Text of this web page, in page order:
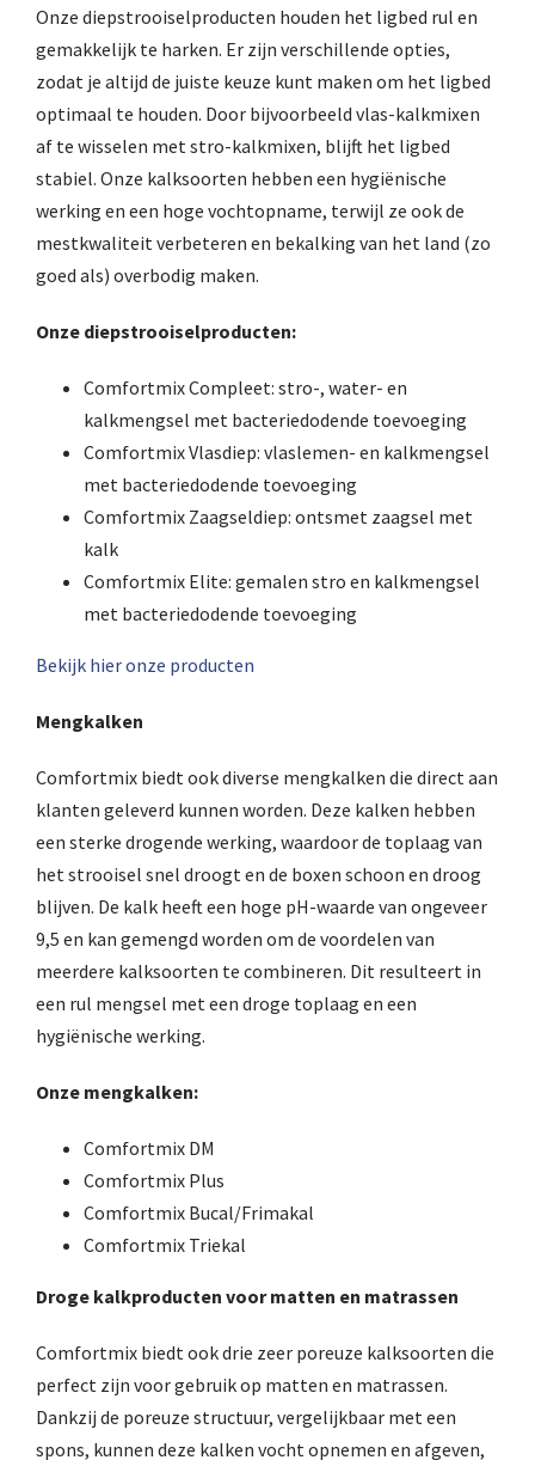
Onze diepstrooiselproducten houden het ligbed rul en
gemakkelijk te harken. Er zijn verschillende opties,
zodat je altijd de juiste keuze kunt maken om het ligbed
optimaal te houden. Door bijvoorbeeld vlas-kalkmixen
af te wisselen met stro-kalkmixen, blijft het ligbed
stabiel. Onze kalksoorten hebben een hygiënische
werking en een hoge vochtopname, terwijl ze ook de
mestkwaliteit verbeteren en bekalking van het land (zo
goed als) overbodig maken.
Onze diepstrooiselproducten:
Comfortmix Compleet: stro-, water- en
kalkmengsel met bacteriedodende toevoeging
Comfortmix Vlasdiep: vlaslemen- en kalkmengsel
met bacteriedodende toevoeging
Comfortmix Zaagseldiep: ontsmet zaagsel met
kalk
Comfortmix Elite: gemalen stro en kalkmengsel
met bacteriedodende toevoeging
Bekijk hier onze producten
Mengkalken
Comfortmix biedt ook diverse mengkalken die direct aan
klanten geleverd kunnen worden. Deze kalken hebben
een sterke drogende werking, waardoor de toplaag van
het strooisel snel droogt en de boxen schoon en droog
blijven. De kalk heeft een hoge pH-waarde van ongeveer
9,5 en kan gemengd worden om de voordelen van
meerdere kalksoorten te combineren. Dit resulteert in
een rul mengsel met een droge toplaag en een
hygiënische werking.
Onze mengkalken:
Comfortmix DM
Comfortmix Plus
Comfortmix Bucal/Frimakal
Comfortmix Triekal
Droge kalkproducten voor matten en matrassen
Comfortmix biedt ook drie zeer poreuze kalksoorten die
perfect zijn voor gebruik op matten en matrassen.
Dankzij de poreuze structuur, vergelijkbaar met een
spons, kunnen deze kalken vocht opnemen en afgeven,